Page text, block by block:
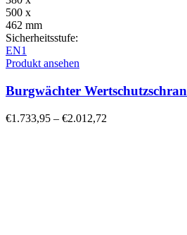
500 x
462 mm
Sicherheitsstufe:
EN1
Produkt ansehen
Burgwächter
€1.733,95 – €2.012,72